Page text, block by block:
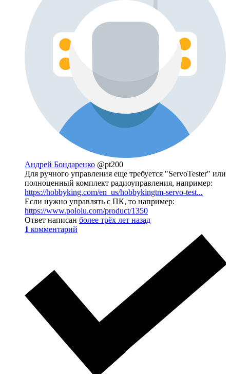
Андрей Бондаренко @pt200
Для ручного управления еще требуется "ServoTester" или
полноценный комплект радиоуправления, например:
https://hobbyking.com/en_us/hobbykingtm-servo-test...
Если нужно управлять с ПК, то например:
https://www.pololu.com/product/1350
Ответ написан более трёх лет назад
1 комментарий